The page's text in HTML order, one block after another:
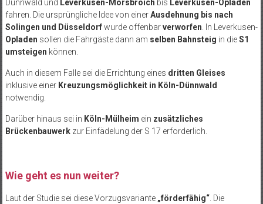
Dünnwald und Leverkusen-Morsbroich bis Leverkusen-Opladen
fahren. Die ursprüngliche Idee von einerAusdehnung bis nach
Solingen und Düsseldorfwurde offenbarverworfen . In Leverkusen-
Opladen sollen die Fahrgäste dann am selben Bahnsteig in dieS1
umsteigen können.
Auch in diesem Falle sei die Errichtung eines dritten Gleises
inklusive einer Kreuzungsmöglichkeit in Köln-Dünnwald
notwendig.
Darüber hinaus sei in Köln-Mülheim ein zusätzliches
Brückenbauwerkzur Einfädelung der S 17 erforderlich.
Wie geht es nun weiter?
Laut der Studie sei diese Vorzugsvariante „förderfähig“. Die